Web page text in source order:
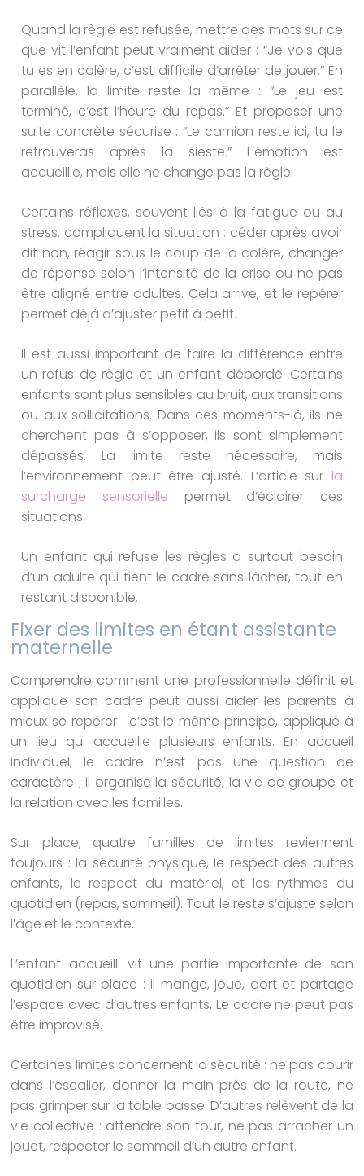
Quand la règle est refusée, mettre des mots sur ce
que vit l’enfant peut vraiment aider : “Je vois que
tu es en colère, c’est difficile d’arrêter de jouer.” En
parallèle, la limite reste la même : “Le jeu est
terminé, c’est l’heure du repas.” Et proposer une
suite concrète sécurise : “Le camion reste ici, tu le
retrouveras après la sieste.” L’émotion est
accueillie, mais elle ne change pas la règle.
Certains réflexes, souvent liés à la fatigue ou au
stress, compliquent la situation : céder après avoir
dit non, réagir sous le coup de la colère, changer
de réponse selon l’intensité de la crise ou ne pas
être aligné entre adultes. Cela arrive, et le repérer
permet déjà d’ajuster petit à petit.
Il est aussi important de faire la différence entre
un refus de règle et un enfant débordé. Certains
enfants sont plus sensibles au bruit, aux transitions
ou aux sollicitations. Dans ces moments-là, ils ne
cherchent pas à s’opposer, ils sont simplement
dépassés. La limite reste nécessaire, mais
l’environnement peut être ajusté. L’article sur la
surcharge sensorielle permet d’éclairer ces
situations.
Un enfant qui refuse les règles a surtout besoin
d’un adulte qui tient le cadre sans lâcher, tout en
restant disponible.
Fixer des limites en étant assistante
maternelle
Comprendre comment une professionnelle définit et
applique son cadre peut aussi aider les parents à
mieux se repérer : c’est le même principe, appliqué à
un lieu qui accueille plusieurs enfants. En accueil
individuel, le cadre n’est pas une question de
caractère ; il organise la sécurité, la vie de groupe et
la relation avec les familles.
Sur place, quatre familles de limites reviennent
toujours : la sécurité physique, le respect des autres
enfants, le respect du matériel, et les rythmes du
quotidien (repas, sommeil). Tout le reste s’ajuste selon
l’âge et le contexte.
L’enfant accueilli vit une partie importante de son
quotidien sur place : il mange, joue, dort et partage
l’espace avec d’autres enfants. Le cadre ne peut pas
être improvisé.
Certaines limites concernent la sécurité : ne pas courir
dans l’escalier, donner la main près de la route, ne
pas grimper sur la table basse. D’autres relèvent de la
vie collective : attendre son tour, ne pas arracher un
jouet, respecter le sommeil d’un autre enfant.